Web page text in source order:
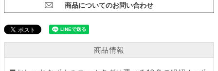
商品についてのお問い合わせ
商品情報